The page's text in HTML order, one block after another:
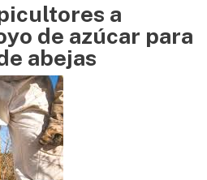
Pasar al contenido principal
a
de azúcar para
abejas